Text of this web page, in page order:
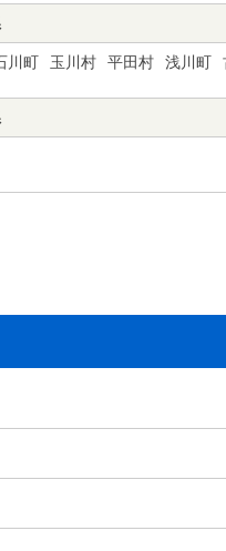
川町 玉川村 平田村 浅川町